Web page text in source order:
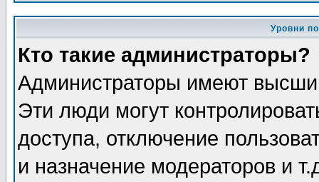
Уровни
Кто такие администраторы?
Администраторы имеют
Эти люди могут
доступа, отключение
и назначение модераторов и